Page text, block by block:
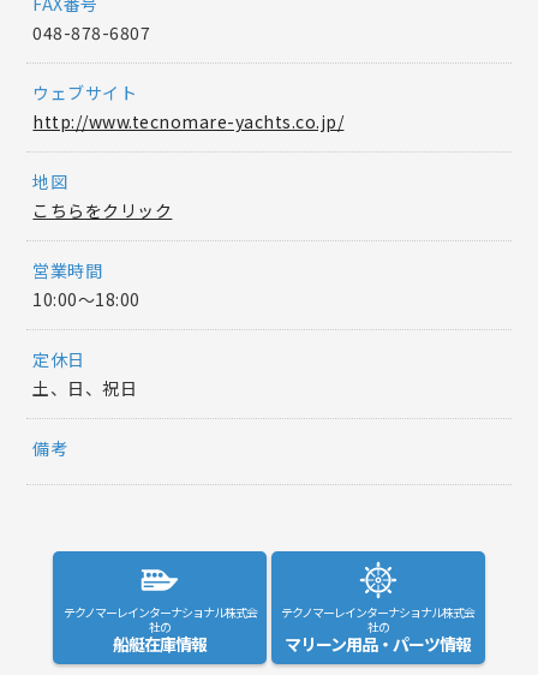
048-878-6807
ウェブサイト
http://www.tecnomare-yachts.co.jp/
地図
こちらをクリック
営業時間
10:00〜18:00
定休日
土、日、祝日
備考
テクノマーレインターナショナル株式会
社の
船艇在庫情報
テクノマーレインターナショナル株式会
社の
マリーン用品・パーツ情報